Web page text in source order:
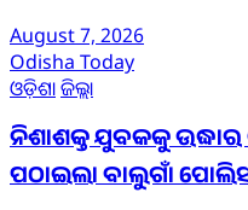
August 7, 2026
Odisha Today
ଓଡ଼ିଶାଜିଲ୍ଲା
ନିଶାଶକ୍ତ ଯୁବକକୁ
ପଠାଇଲା ବାଲୁଗାଁ